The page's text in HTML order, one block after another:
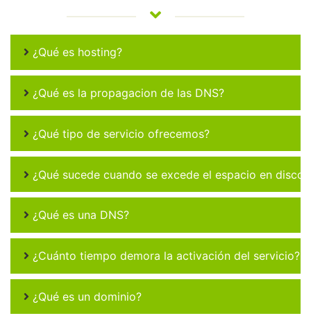
¿Qué es hosting?
¿Qué es la propagacion de las DNS?
¿Qué tipo de servicio ofrecemos?
¿Qué sucede cuando se excede el espacio en disco
¿Qué es una DNS?
¿Cuánto tiempo demora la activación del servicio?
¿Qué es un dominio?